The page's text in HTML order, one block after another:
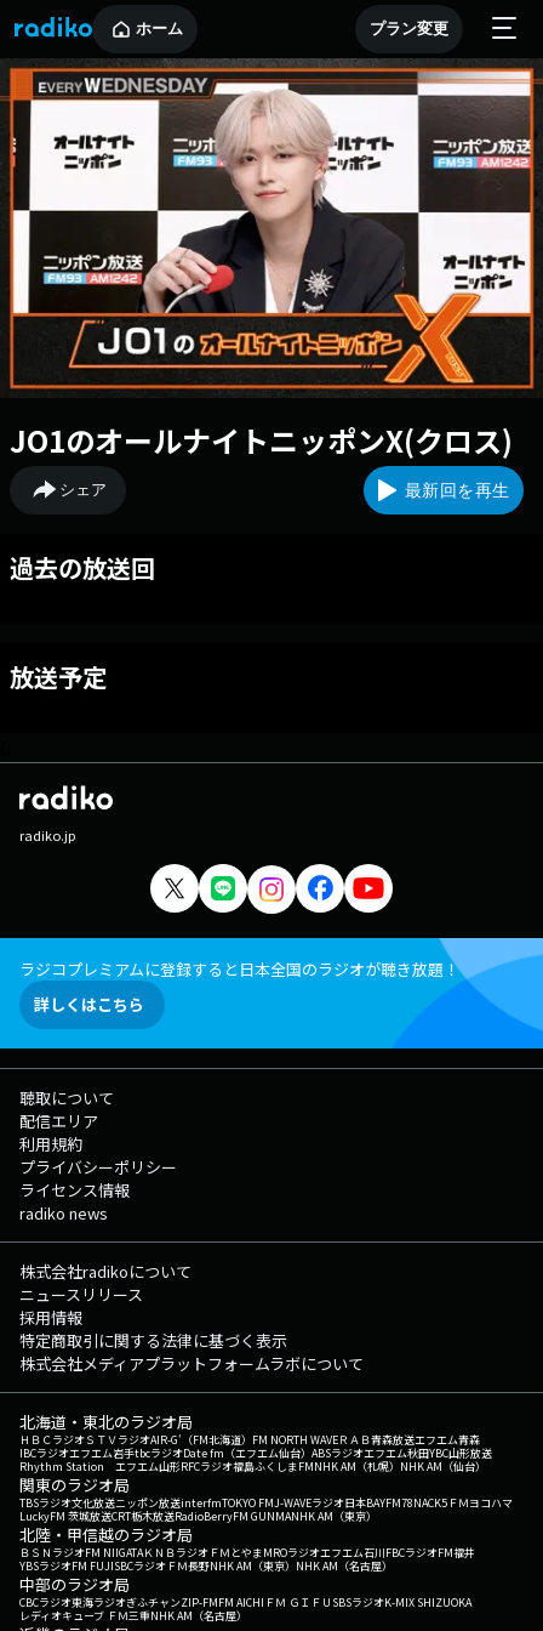
ホーム プラン変更
JO1のオールナイトニッポンX(クロス)
シェア 最新回を再生
過去の放送回
放送予定
radiko.jp
ラジコプレミアムに登録すると日本全国のラジオが聴き放題！
詳しくはこちら
聴取について
配信エリア
利用規約
プライバシーポリシー
ライセンス情報
radiko news
株式会社radikoについて
ニュースリリース
採用情報
特定商取引に関する法律に基づく表示
株式会社メディアプラットフォームラボについて
北海道・東北のラジオ局
ＨＢＣラジオＳＴＶラジオAIR-G'（FM北海道） FM NORTH WAVEＲＡＢ青森放送エフエム青森
IBCラジオエフエム岩手tbcラジオDate fm（エフエム仙台） ABSラジオエフエム秋田YBC山形放送
Rhythm Station エフエム山形RFCラジオ福島ふくしまFMNHK AM（札幌） NHK AM（仙台）
関東のラジオ局
TBSラジオ文化放送ニッポン放送interfmTOKYO FMJ-WAVEラジオ日本BAYFM78NACK5 ＦＭヨコハマ
LuckyFM 茨城放送CRT栃木放送RadioBerryFM GUNMANHK AM（東京）
北陸・甲信越のラジオ局
ＢＳＮラジオFM NIIGATAＫＮＢラジオ ＦＭとやまMROラジオエフエム石川FBCラジオFM福井
YBSラジオFM FUJISBCラジオ ＦＭ長野NHK AM（東京） NHK AM（名古屋）
中部のラジオ局
CBCラジオ東海ラジオぎふチャンZIP-FMFM AICHI ＦＭ ＧＩＦＵ SBSラジオK-MIX SHIZUOKA
レディオキューブ ＦＭ三重NHK AM（名古屋）